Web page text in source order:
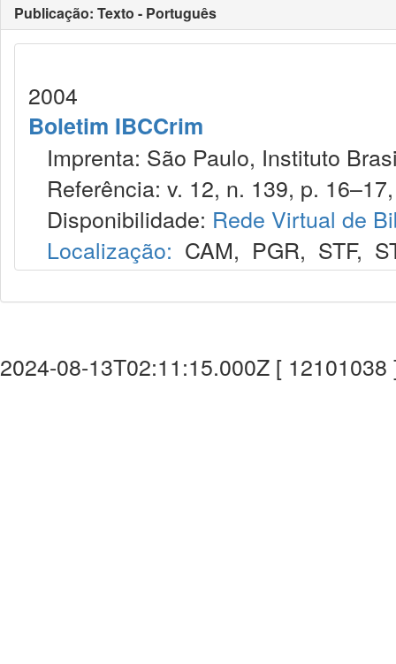
Publicação: Texto - Português
2004
Boletim IBCCrim
Imprenta: São Paulo, Instituto
Referência: v. 12, n. 139, p.
Disponibilidade: Rede Virtual de
Localização: CAM, PGR, STF,
2024-08-13T02:11:15.000Z [ 12101038